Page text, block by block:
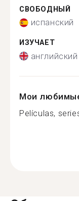
СВОБОДНЫЙ
испанский
ИЗУЧАЕТ
английский
Мои
Películas,